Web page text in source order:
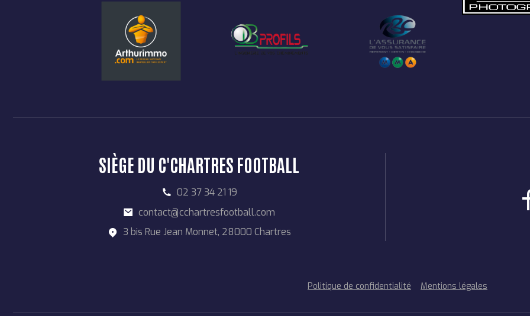
SIÈGE DU C'CHARTRES FOOTBALL
02 37 34 21 19
contact@cchartresfootball.com
3 bis Rue Jean Monnet, 28000 Chartres
Politique de confidentialité Mentions légales